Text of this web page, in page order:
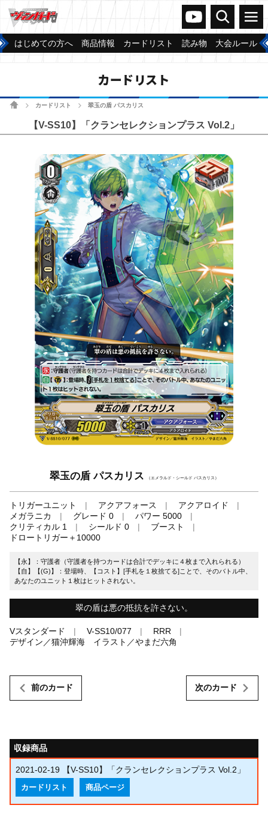
ヴァンガードch
検索 メニュー
はじめての方へ 商品情報 カードリスト 読み物 大会ルール
カードリスト
ホームカードリスト 翠玉の盾 パスカリス
【V-SS10】「クランセレクションプラス Vol.2」
翠玉の盾 パスカリス （エメラルド・シールド パスカリス）
トリガーユニット アクアフォース
アクアロイド
メガラニカ
グレード 0
パワー 5000
クリティカル 1
シールド 0
ブースト
ドロートリガー＋10000
【永】：守護者（守護者を持つカードは合計でデッキに４枚まで入れられる）
【自】【(G)】：登場時、【コスト】[手札を１枚捨てる]ことで、そのバトル中、
あなたのユニット１枚はヒットされない。
翠の盾は悪の抵抗を許さない。
Vスタンダード V-SS10/077
RRR
デザイン／猫沖輝海 イラスト／やまだ六角
前のカード 次のカード
収録商品
2021-02-19 【V-SS10】「クランセレクションプラス Vol.2」
カードリスト 商品ページ